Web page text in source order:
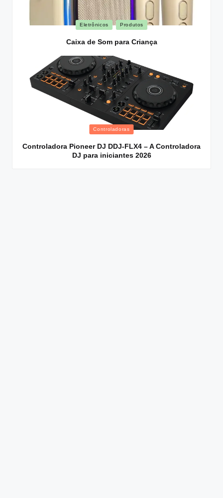
Posted
Eletrônicos Produtos
Caixa de Som para Criança
Posted
Controladoras
Controladora Pioneer DJ DDJ-FLX4 – A Controladora
DJ para iniciantes 2026